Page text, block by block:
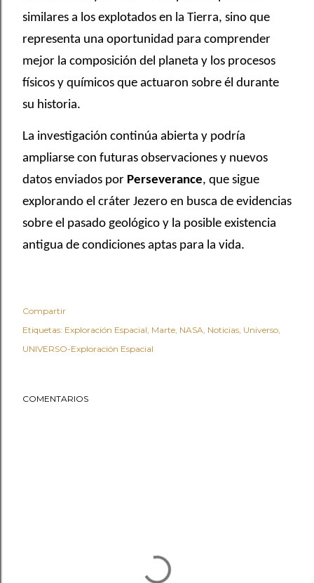
similares a los explotados en la Tierra, sino que
representa una oportunidad para comprender
mejor la composición del planeta y los procesos
físicos y químicos que actuaron sobre él durante
su historia.
La investigación continúa abierta y podría
ampliarse con futuras observaciones y nuevos
datos enviados por Perseverance, que sigue
explorando el cráter Jezero en busca de evidencias
sobre el pasado geológico y la posible existencia
antigua de condiciones aptas para la vida.
Compartir
Etiquetas: Exploración Espacial Marte NASA Noticias Universo
UNIVERSO-Exploración Espacial
COMENTARIOS